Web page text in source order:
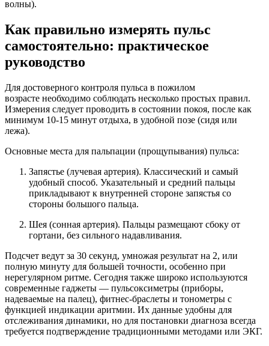
волны).
Как правильно измерять пульс
самостоятельно: практическое
руководство
Для достоверного контроля пульса в пожилом
возрасте необходимо соблюдать несколько простых правил.
Измерения следует проводить в состоянии покоя, после как
минимум 10-15 минут отдыха, в удобной позе (сидя или
лежа).
Основные места для пальпации (прощупывания) пульса:
Запястье (лучевая артерия). Классический и самый
удобный способ. Указательный и средний пальцы
прикладывают к внутренней стороне запястья со
стороны большого пальца.
Шея (сонная артерия). Пальцы размещают сбоку от
гортани, без сильного надавливания.
Подсчет ведут за 30 секунд, умножая результат на 2, или
полную минуту для большей точности, особенно при
нерегулярном ритме. Сегодня также широко используются
современные гаджеты — пульсоксиметры (приборы,
надеваемые на палец), фитнес-браслеты и тонометры с
функцией индикации аритмии. Их данные удобны для
отслеживания динамики, но для постановки диагноза всегда
требуется подтверждение традиционными методами или ЭКГ.